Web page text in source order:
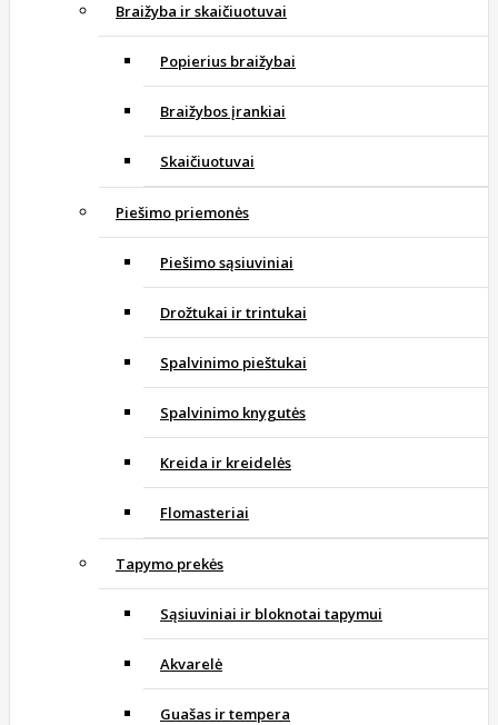
Braižyba ir skaičiuotuvai
Popierius braižybai
Braižybos įrankiai
Skaičiuotuvai
Piešimo priemonės
Piešimo sąsiuviniai
Drožtukai ir trintukai
Spalvinimo pieštukai
Spalvinimo knygutės
Kreida ir kreidelės
Flomasteriai
Tapymo prekės
Sąsiuviniai ir bloknotai tapymui
Akvarelė
Guašas ir tempera